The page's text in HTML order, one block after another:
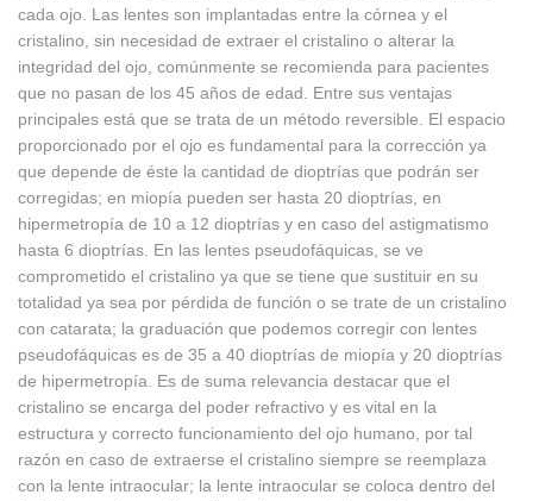
cada ojo. Las lentes son implantadas entre la córnea y el
cristalino, sin necesidad de extraer el cristalino o alterar la
integridad del ojo, comúnmente se recomienda para pacientes
que no pasan de los 45 años de edad. Entre sus ventajas
principales está que se trata de un método reversible. El espacio
proporcionado por el ojo es fundamental para la corrección ya
que depende de éste la cantidad de dioptrías que podrán ser
corregidas; en miopía pueden ser hasta 20 dioptrías, en
hipermetropía de 10 a 12 dioptrías y en caso del astigmatismo
hasta 6 dioptrías. En las lentes pseudofáquicas, se ve
comprometido el cristalino ya que se tiene que sustituir en su
totalidad ya sea por pérdida de función o se trate de un cristalino
con catarata; la graduación que podemos corregir con lentes
pseudofáquicas es de 35 a 40 dioptrías de miopía y 20 dioptrías
de hipermetropía. Es de suma relevancia destacar que el
cristalino se encarga del poder refractivo y es vital en la
estructura y correcto funcionamiento del ojo humano, por tal
razón en caso de extraerse el cristalino siempre se reemplaza
con la lente intraocular; la lente intraocular se coloca dentro del